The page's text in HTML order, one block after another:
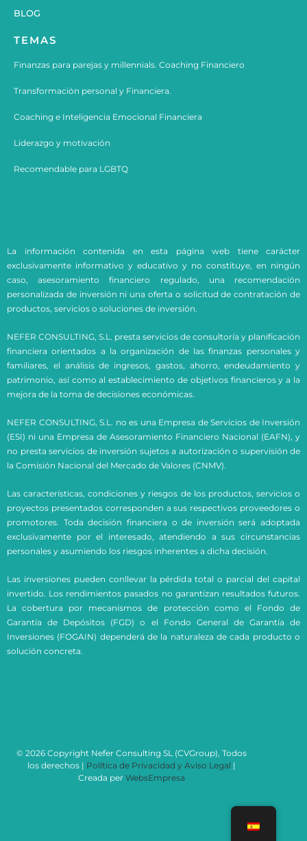
BLOG
TEMAS
Finanzas para parejas y millennials. Coaching Financiero
Transformación personal y Financiera.
Coaching e Inteligencia Emocional Financiera
Liderazgo y motivación
Recomendable para LGBTQ
La información contenida en esta página web tiene carácter
exclusivamente informativo y educativo y no constituye, en ningún
caso, asesoramiento financiero regulado, una recomendación
personalizada de inversión ni una oferta o solicitud de contratación de
productos, servicios o soluciones de inversión.
NEFER CONSULTING, S.L. presta servicios de consultoría y planificación
financiera orientados a la organización de las finanzas personales y
familiares, el análisis de ingresos, gastos, ahorro, endeudamiento y
patrimonio, así como al establecimiento de objetivos financieros y a la
mejora de la toma de decisiones económicas.
NEFER CONSULTING, S.L. no es una Empresa de Servicios de Inversión
(ESI) ni una Empresa de Asesoramiento Financiero Nacional (EAFN), y
no presta servicios de inversión sujetos a autorización o supervisión de
la Comisión Nacional del Mercado de Valores (CNMV).
Las características, condiciones y riesgos de los productos, servicios o
proyectos presentados corresponden a sus respectivos proveedores o
promotores. Toda decisión financiera o de inversión será adoptada
exclusivamente por el interesado, atendiendo a sus circunstancias
personales y asumiendo los riesgos inherentes a dicha decisión.
Las inversiones pueden conllevar la pérdida total o parcial del capital
invertido. Los rendimientos pasados no garantizan resultados futuros.
La cobertura por mecanismos de protección como el Fondo de
Garantía de Depósitos (FGD) o el Fondo General de Garantía de
Inversiones (FOGAIN) dependerá de la naturaleza de cada producto o
solución concreta.
© 2026 Copyright Nefer Consulting SL (CVGroup), Todos
los derechos | Política de Privacidad y Aviso Legal |
Creada per WebsEmpresa